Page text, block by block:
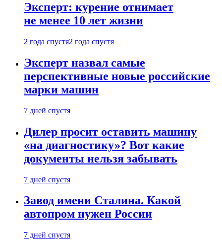
Эксперт: курение отнимает
не менее 10 лет жизни
2 года спустя2 года спустя
Эксперт назвал самые
перспективные новые российские
марки машин
7 дней спустя
Дилер просит оставить машину
«на диагностику»? Вот какие
документы нельзя забывать
7 дней спустя
Завод имени Сталина. Какой
автопром нужен России
7 дней спустя